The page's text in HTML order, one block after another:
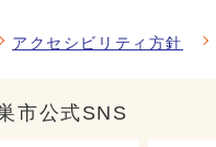
アクセシビリティ方針
市公式SNS